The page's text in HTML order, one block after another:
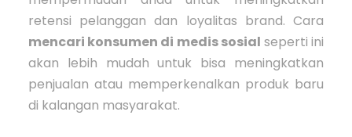
retensi pelanggan dan loyalitas brand. Cara
mencari konsumen di medis sosial seperti ini
akan lebih mudah untuk bisa meningkatkan
penjualan atau memperkenalkan produk baru
di kalangan masyarakat.